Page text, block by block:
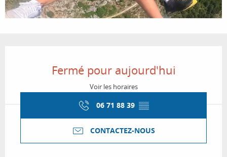
Fermé pour aujourd'hui
Voir les horaires
06 71 88 39 ▒▒
CONTACTEZ-NOUS